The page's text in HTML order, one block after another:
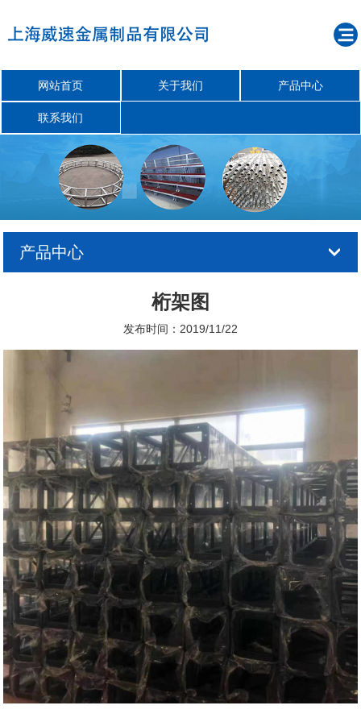
网站首页 关于我们 产品中心
联系我们
产品中心
桁架图
发布时间：2019/11/22